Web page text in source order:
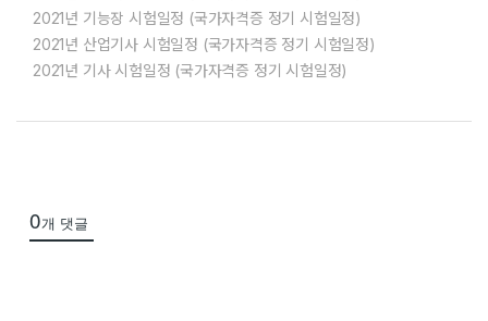
2021년 기능장 시험일정 (국가자격증 정기 시험일정)
2021년 산업기사 시험일정 (국가자격증 정기 시험일정)
2021년 기사 시험일정 (국가자격증 정기 시험일정)
0개 댓글